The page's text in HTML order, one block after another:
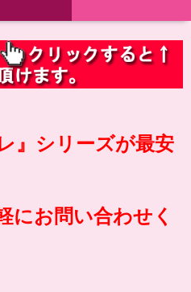
』シリーズが最安
にお問い合わせく